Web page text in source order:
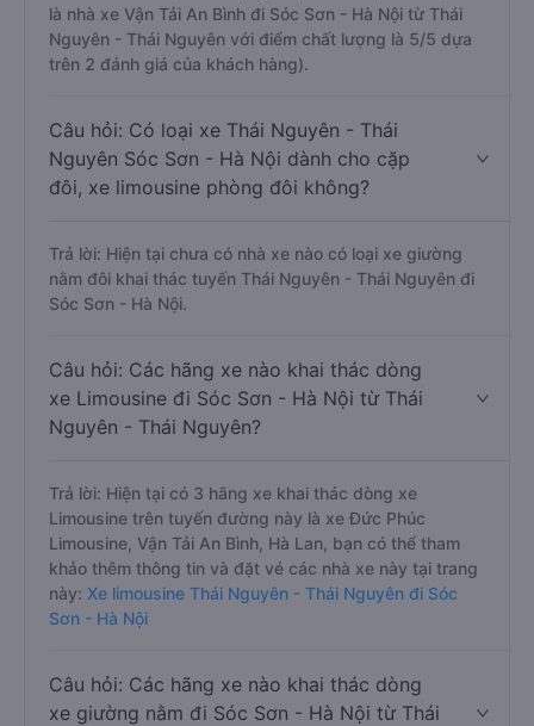
là nhà xe Vận Tải An Bình đi Sóc Sơn - Hà Nội từ Thái
Nguyên - Thái Nguyên với điểm chất lượng là 5/5 dựa
trên 2 đánh giá của khách hàng).
Câu hỏi: Có loại xe Thái Nguyên - Thái
Nguyên Sóc Sơn - Hà Nội dành cho cặp
đôi, xe limousine phòng đôi không?
Trả lời: Hiện tại chưa có nhà xe nào có loại xe giường
nằm đôi khai thác tuyến Thái Nguyên - Thái Nguyên đi
Sóc Sơn - Hà Nội.
Câu hỏi: Các hãng xe nào khai thác dòng
xe Limousine đi Sóc Sơn - Hà Nội từ Thái
Nguyên - Thái Nguyên?
Trả lời: Hiện tại có 3 hãng xe khai thác dòng xe
Limousine trên tuyến đường này là xe Đức Phúc
Limousine, Vận Tải An Bình, Hà Lan, bạn có thể tham
khảo thêm thông tin và đặt vé các nhà xe này tại trang
này: Xe limousine Thái Nguyên - Thái Nguyên đi Sóc
Sơn - Hà Nội
Câu hỏi: Các hãng xe nào khai thác dòng
xe giường nằm đi Sóc Sơn - Hà Nội từ Thái